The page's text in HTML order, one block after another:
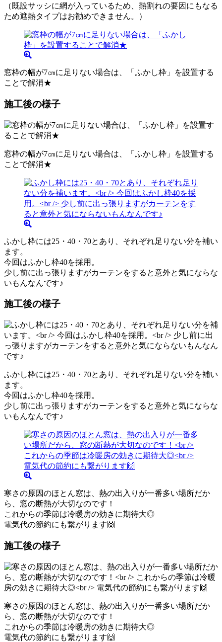
（既設サッシに網が入っているため、熱割れの要因にもなる
ため遮熱タイプはお勧めできません。）
窓枠の幅が7㎝に足りない場合は、「ふかし枠」を設置する
ことで解消★
施工後の様子
窓枠の幅が7㎝に足りない場合は、「ふかし枠」を設置する
ことで解消★
ふかし枠には25・40・70とあり、それぞれ足りない分を補い
ます。
今回はふかし枠40を採用。
少し前に出っ張りますがカーテンをすると意外と気にならな
いもんなんです♪
施工後の様子
ふかし枠には25・40・70とあり、それぞれ足りない分を補い
ます。
今回はふかし枠40を採用。
少し前に出っ張りますがカーテンをすると意外と気にならな
いもんなんです♪
寒さの原因のほとん窓は、熱の出入りが一番多い場所だか
ら、窓の断熱が大切なのです！
これからの季節は冷暖房の効きに期待大◎
電気代の節約にも繋がります🙌
施工後の様子
寒さの原因のほとん窓は、熱の出入りが一番多い場所だか
ら、窓の断熱が大切なのです！
これからの季節は冷暖房の効きに期待大◎
電気代の節約にも繋がります🙌